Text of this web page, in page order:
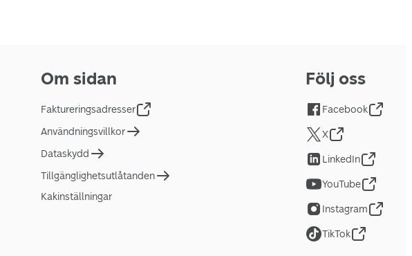
Om sidan
Faktureringsadresser
Användningsvillkor
Dataskydd
Tillgänglighetsutlåtanden
Kakinställningar
Följ oss
Facebook
X
LinkedIn
YouTube
Instagram
TikTok